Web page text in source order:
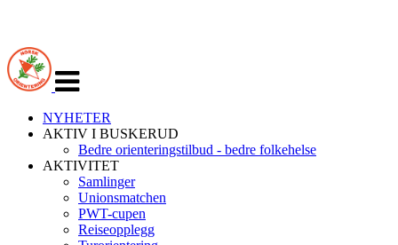
navigasjon
NYHETER
AKTIV I BUSKERUD
Bedre orienteringstilbud - bedre folkehelse
AKTIVITET
Samlinger
Unionsmatchen
PWT-cupen
Reiseopplegg